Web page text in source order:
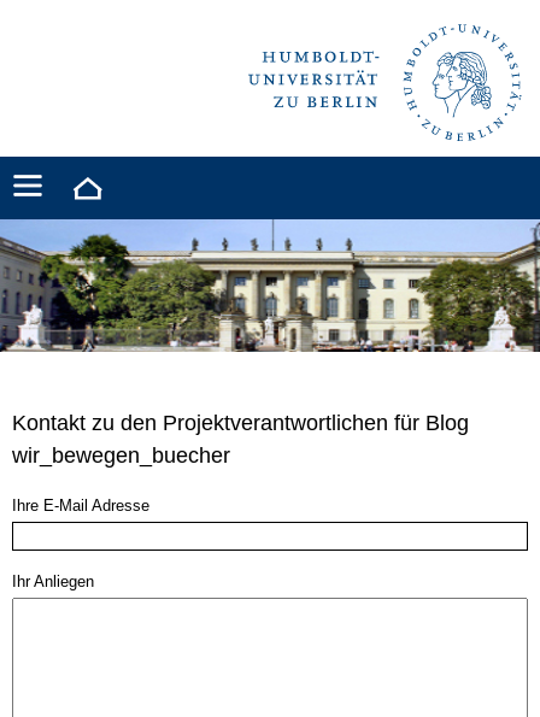
Kontakt zu den Projektverantwortlichen für Blog
wir_bewegen_buecher
Ihre E-Mail Adresse
Ihr Anliegen